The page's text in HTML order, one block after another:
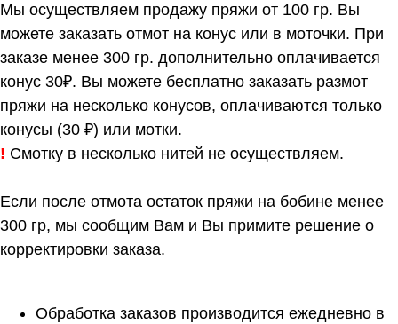
Мы осуществляем продажу пряжи от 100 гр. Вы
можете заказать отмот на конус или в моточки. При
заказе менее 300 гр. дополнительно оплачивается
конус 30₽. Вы можете бесплатно заказать размот
пряжи на несколько конусов, оплачиваются только
конусы (30 ₽) или мотки.
! Смотку в несколько нитей не осуществляем.
Если после отмота остаток пряжи на бобине менее
300 гр, мы сообщим Вам и Вы примите решение о
корректировки заказа.
Обработка заказов производится ежедневно в